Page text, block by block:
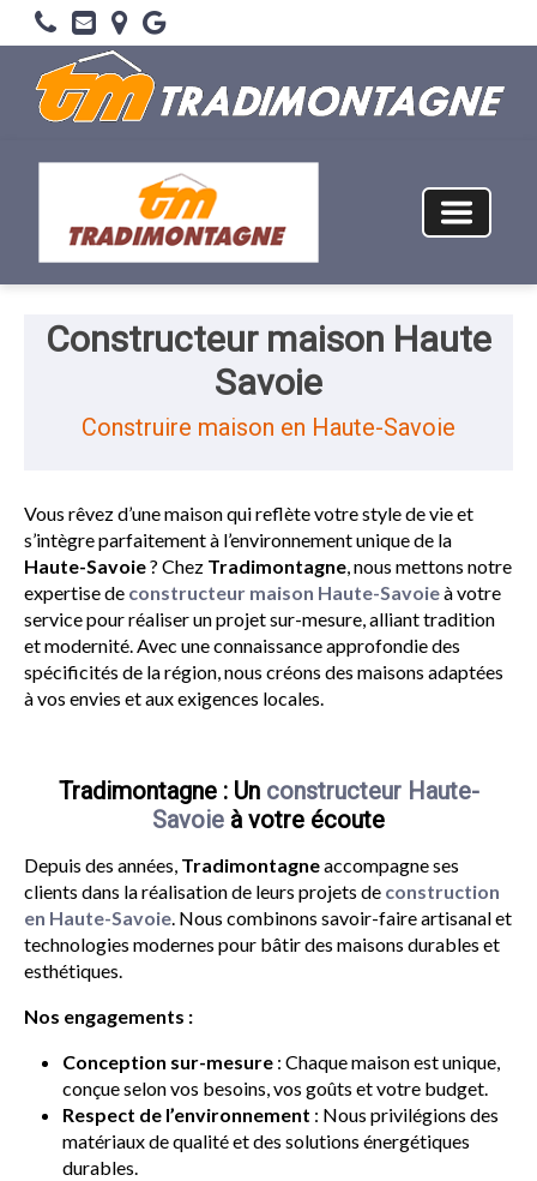
Constructeur maison Haute
Savoie
Construire maison en Haute-Savoie
Vous rêvez d’une maison qui reflète votre style de vie et
s’intègre parfaitement à l’environnement unique de la
Haute-Savoie? Chez Tradimontagne, nous mettons notre
expertise de constructeur maison Haute-Savoieà votre
service pour réaliser un projet sur-mesure, alliant tradition
et modernité. Avec une connaissance approfondie des
spécificités de la région, nous créons des maisons adaptées
à vos envies et aux exigences locales.
Tradimontagne : Un constructeur Haute-
Savoie à votre écoute
Depuis des années, Tradimontagneaccompagne ses
clients dans la réalisation de leurs projets de construction
en Haute-Savoie. Nous combinons savoir-faire artisanal et
technologies modernes pour bâtir des maisons durables et
esthétiques.
Nos engagements :
Conception sur-mesure : Chaque maison est unique,
conçue selon vos besoins, vos goûts et votre budget.
Respect de l’environnement : Nous privilégions des
matériaux de qualité et des solutions énergétiques
durables.